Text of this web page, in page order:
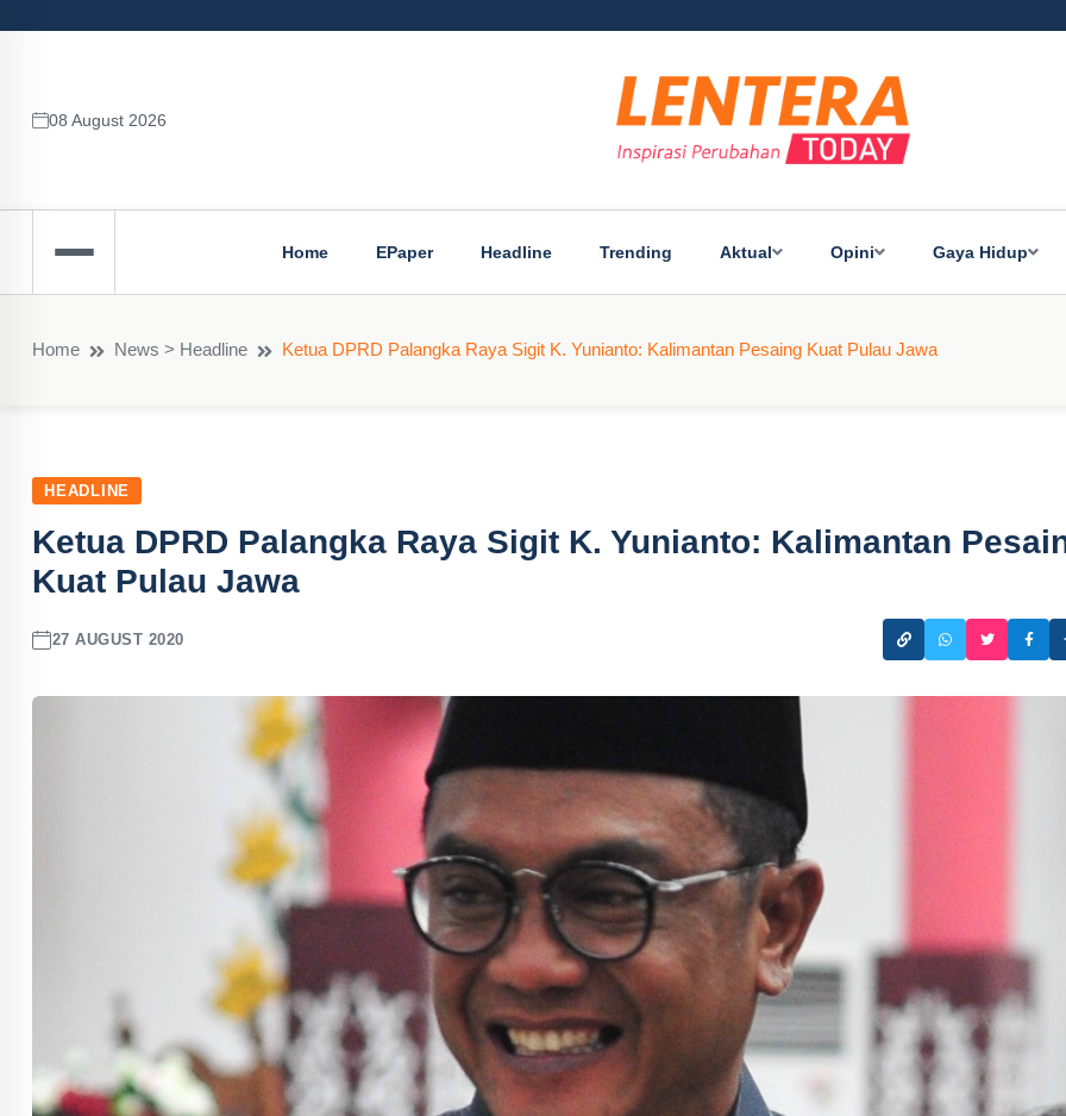
08 August 2026
Home EPaper Headline Trending Aktual Opini Gaya Hidup
Home News > Headline Ketua DPRD Palangka Raya Sigit K. Yunianto: Kalimantan Pesaing Kuat Pulau Jawa
HEADLINE
Ketua DPRD Palangka Raya Sigit K. Yunianto: Kalimantan
Kuat Pulau Jawa
27 AUGUST 2020